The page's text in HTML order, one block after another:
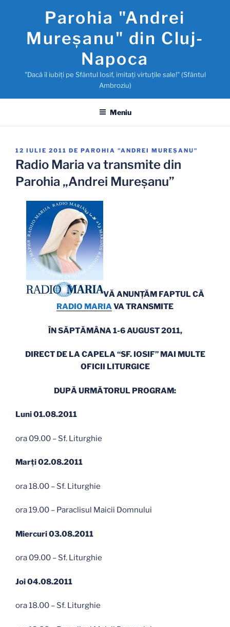
conținut
Parohia "Andrei
Mureşanu" din Cluj-
Napoca
"Dacă îl iubiţi pe Sfântul Iosif, imitaţi virtuţile sale!" (Sfântul
Ambroziu)
Meniu
PUBLICAT
PE
12 IULIE 2011 DE PAROHIA "ANDREI MUREŞANU"
Radio Maria va transmite din
Parohia „Andrei Mureşanu”
VĂ ANUNŢĂM FAPTUL CĂ
RADIO MARIAVA TRANSMITE
ÎN SĂPTĂMÂNA 1-6 AUGUST 2011,
DIRECT DE LA CAPELA “SF. IOSIF” MAI MULTE
OFICII LITURGICE
DUPĂ URMĂTORUL PROGRAM:
Luni 01.08.2011
ora 09.00 – Sf. Liturghie
Marţi 02.08.2011
ora 18.00 – Sf. Liturghie
ora 19.00 – Paraclisul Maicii Domnului
Miercuri 03.08.2011
ora 09.00 – Sf. Liturghie
Joi 04.08.2011
ora 18.00 – Sf. Liturghie